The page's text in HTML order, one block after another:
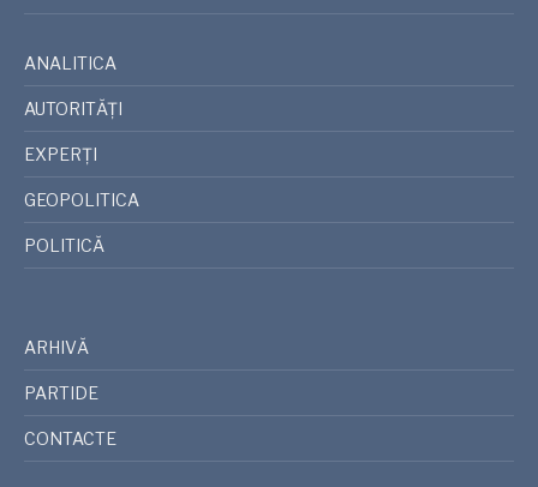
ANALITICA
AUTORITĂȚI
EXPERȚI
GEOPOLITICA
POLITICĂ
ARHIVĂ
PARTIDE
CONTACTE